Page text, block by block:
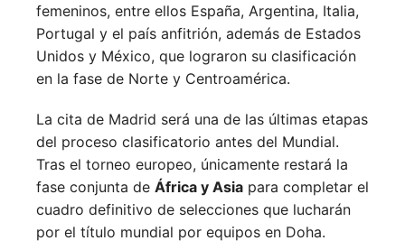
femeninos, entre ellos España, Argentina, Italia,
Portugal y el país anfitrión, además de Estados
Unidos y México, que lograron su clasificación
en la fase de Norte y Centroamérica.
La cita de Madrid será una de las últimas etapas
del proceso clasificatorio antes del Mundial.
Tras el torneo europeo, únicamente restará la
fase conjunta de África y Asia para completar el
cuadro definitivo de selecciones que lucharán
por el título mundial por equipos en Doha.